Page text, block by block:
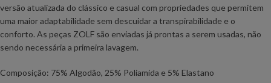
versão atualizada do clássico e casual com propriedades que permitem
uma maior adaptabilidade sem descuidar a transpirabilidade e o
conforto. As peças ZOLF são enviadas já prontas a serem usadas, não
sendo necessária a primeira lavagem.
Composição: 75% Algodão, 25% Poliamida e 5% Elastano